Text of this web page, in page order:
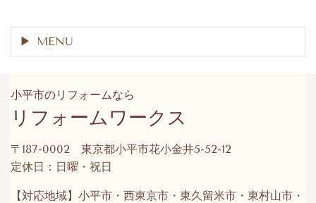
MENU
小平市のリフォームなら
リフォームワークス
〒187-0002 東京都小平市花小金井5-52-12
定休日：日曜・祝日
【対応地域】小平市・西東京市・東久留米市・東村山市・